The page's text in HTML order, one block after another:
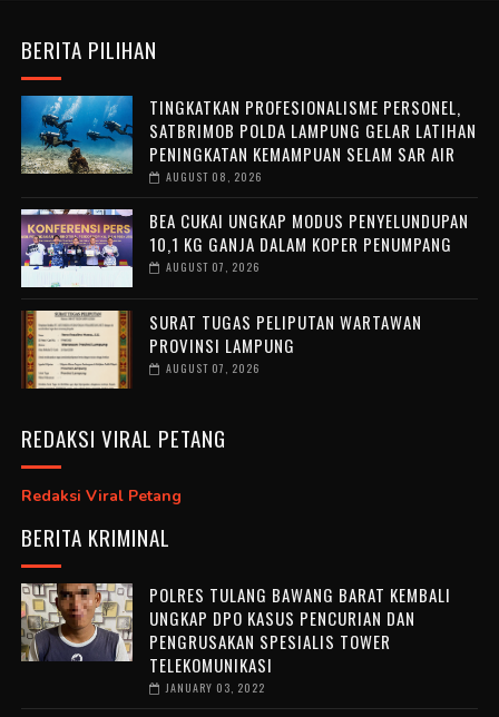
BERITA PILIHAN
TINGKATKAN PROFESIONALISME PERSONEL,
SATBRIMOB POLDA LAMPUNG GELAR LATIHAN
PENINGKATAN KEMAMPUAN SELAM SAR AIR
AUGUST 08, 2026
BEA CUKAI UNGKAP MODUS PENYELUNDUPAN
10,1 KG GANJA DALAM KOPER PENUMPANG
AUGUST 07, 2026
SURAT TUGAS PELIPUTAN WARTAWAN
PROVINSI LAMPUNG
AUGUST 07, 2026
REDAKSI VIRAL PETANG
Redaksi Viral Petang
BERITA KRIMINAL
POLRES TULANG BAWANG BARAT KEMBALI
UNGKAP DPO KASUS PENCURIAN DAN
PENGRUSAKAN SPESIALIS TOWER
TELEKOMUNIKASI
JANUARY 03, 2022